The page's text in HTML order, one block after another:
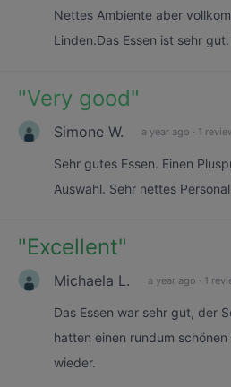
Nettes Ambiente aber
Linden.Das Essen ist sehr
"Very good"
Simone W. a year ago · 1
Sehr gutes Essen. Einen
Auswahl. Sehr nettes
"Excellent"
Michaela L. a year ago · 1
Das Essen war sehr gut, der
hatten einen rundum
wieder.